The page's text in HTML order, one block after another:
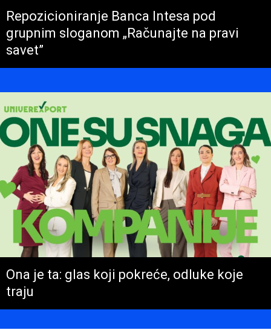
Repozicioniranje Banca Intesa pod
grupnim sloganom „Računajte na pravi
savet”
Ona je ta: glas koji pokreće, odluke koje
traju